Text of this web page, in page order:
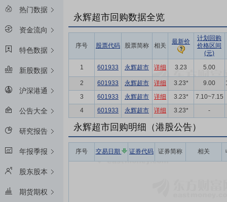
热门数据
资金流向
特色数据
新股数据
沪深港通
公告大全
研究报告
年报季报
股东股本
期货期权
永辉超市回购数据全览
序号 股票代码 股票简称 相关
最新价
计划回购
价格区间
(元)
1
601933 永辉超市 详细 3.23 5.00
2 601933 永辉超市 详细 3.23* 9.00
3
601933 永辉超市 详细 3.23*
7.10~7.15
4
601933 永辉超市 详细 3.23* -
永辉超市回购明细（港股公告）
序号 交易日期 证券代码 证券简称 相关